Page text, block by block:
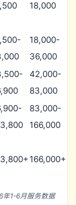
18,000
18,000-
36,000
42,000-
83,000
83,000-
166,000
166,000+
1-6月服务数据